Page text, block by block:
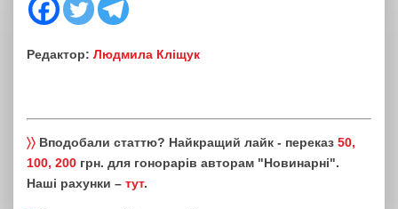
Редактор: Людмила Кліщук
〉〉 Вподобали статтю? Найкращий лайк - переказ 50,
100, 200 грн. для гонорарів авторам "Новинарні".
Наші рахунки – тут.